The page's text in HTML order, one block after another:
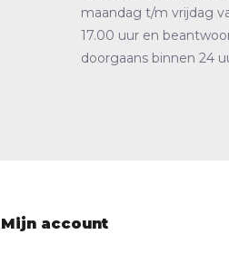
maandag t/m vrijdag
17.00 uur en
doorgaans binnen 24
Mijn account